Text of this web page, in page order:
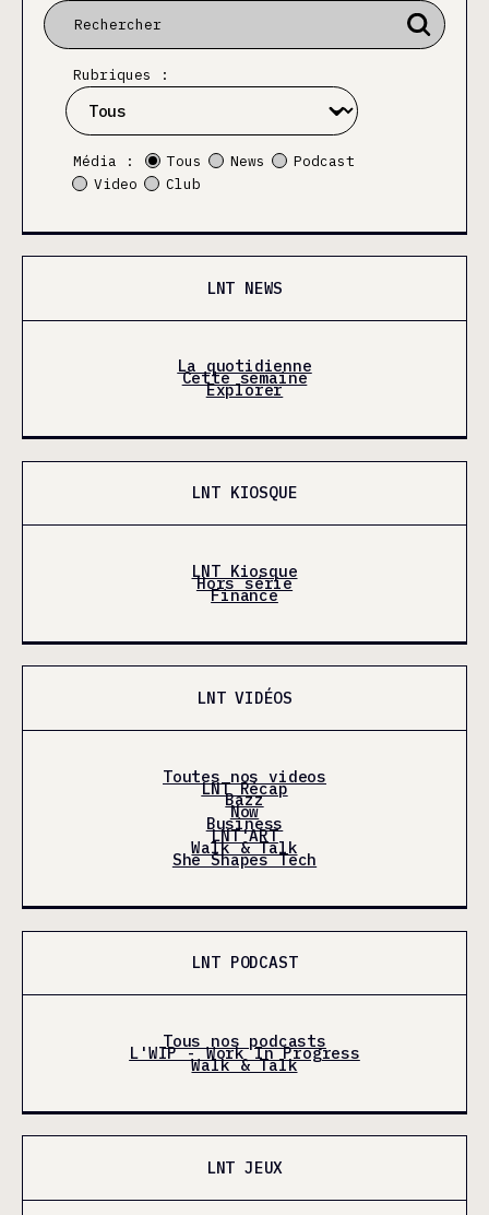
Rubriques :
Média : Tous News
Podcast
Video
Club
LNT NEWS
La quotidienne
Cette semaine
Explorer
LNT KIOSQUE
LNT Kiosque
Hors série
Finance
LNT VIDÉOS
Toutes nos videos
LNT Récap
Bazz
Now
Business
LNT'ART
Walk & Talk
She Shapes Tech
LNT PODCAST
Tous nos podcasts
L'WIP - Work In Progress
Walk & Talk
LNT JEUX